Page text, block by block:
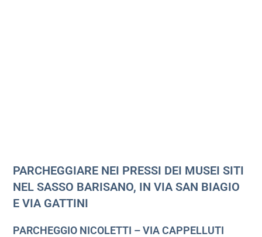
PARCHEGGIARE NEI PRESSI DEI MUSEI SITI
NEL SASSO BARISANO, IN VIA SAN BIAGIO
E VIA GATTINI
PARCHEGGIO NICOLETTI – VIA CAPPELLUTI